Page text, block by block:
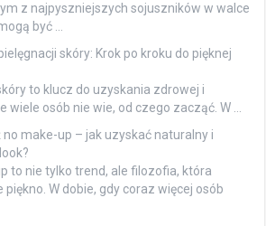
z najpyszniejszych sojuszników w walce
być …
skóry: Krok po kroku do pięknej
to klucz do uzyskania zdrowej i
wiele osób nie wie, od czego zacząć. W …
no make-up – jak uzyskać naturalny i
to nie tylko trend, ale filozofia, która
W dobie, gdy coraz więcej osób